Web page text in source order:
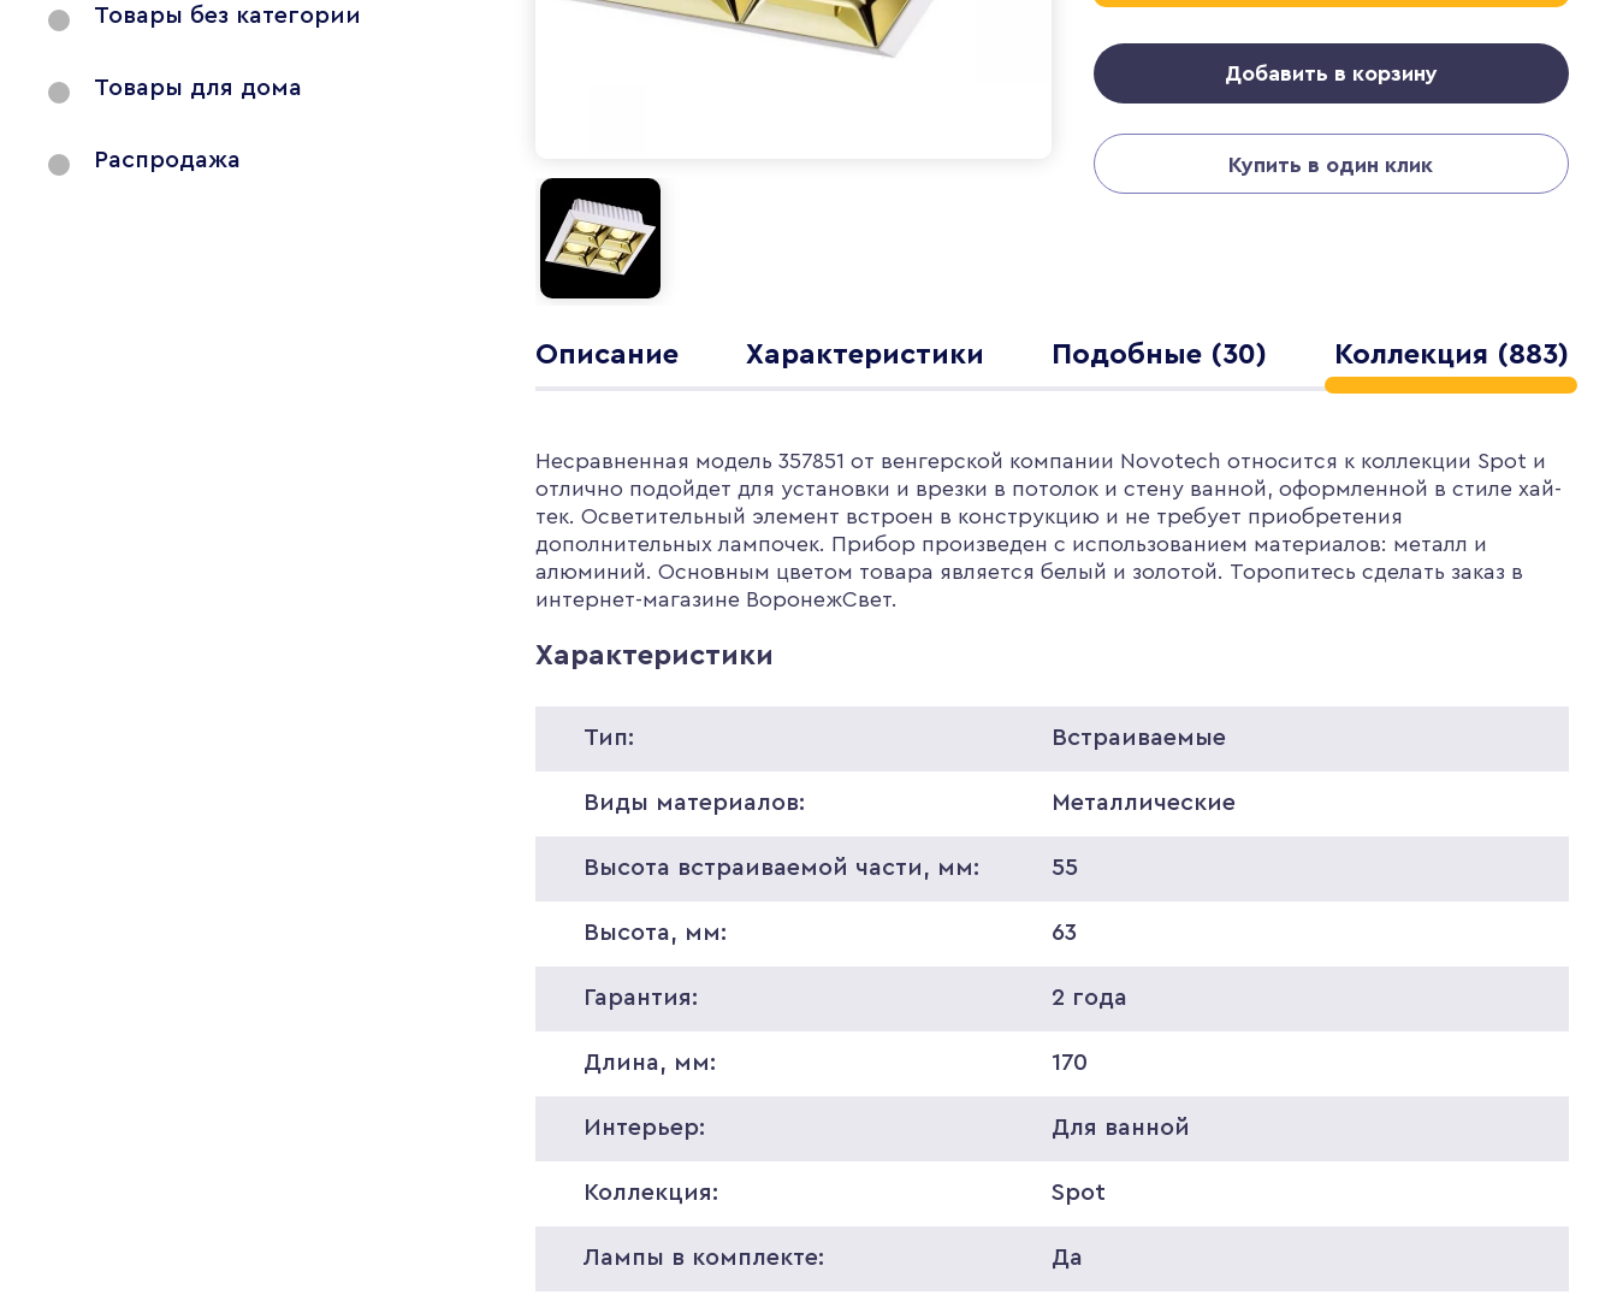
Товары без категории
Товары для дома
Распродажа
Добавить в корзину
Купить в один клик
Описание Характеристики Подобные (30) Коллекция (883)
Несравненная модель 357851 от венгерской компании Novotech относится к коллекции Spot и
отлично подойдет для установки и врезки в потолок и стену ванной, оформленной в стиле хай-
тек. Осветительный элемент встроен в конструкцию и не требует приобретения
дополнительных лампочек. Прибор произведен с использованием материалов: металл и
алюминий. Основным цветом товара является белый и золотой. Торопитесь сделать заказ в
интернет-магазине ВоронежСвет.
Характеристики
Тип: Встраиваемые
Виды материалов: Металлические
Высота встраиваемой части, мм: 55
Высота, мм: 63
Гарантия: 2 года
Длина, мм: 170
Интерьер: Для ванной
Коллекция: Spot
Лампы в комплекте: Да